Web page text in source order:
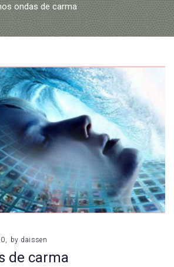
ondas de carma
0 by daissen
de carma